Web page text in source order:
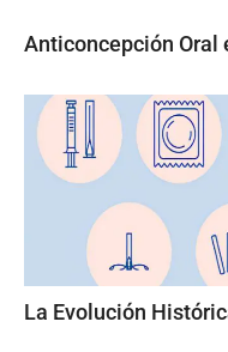
Anticoncepción Oral
La Evolución